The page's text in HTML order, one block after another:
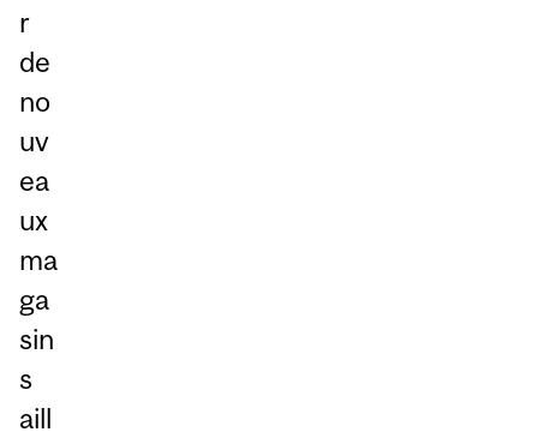
r
de
no
uv
ea
ux
ma
ga
sin
s
aill